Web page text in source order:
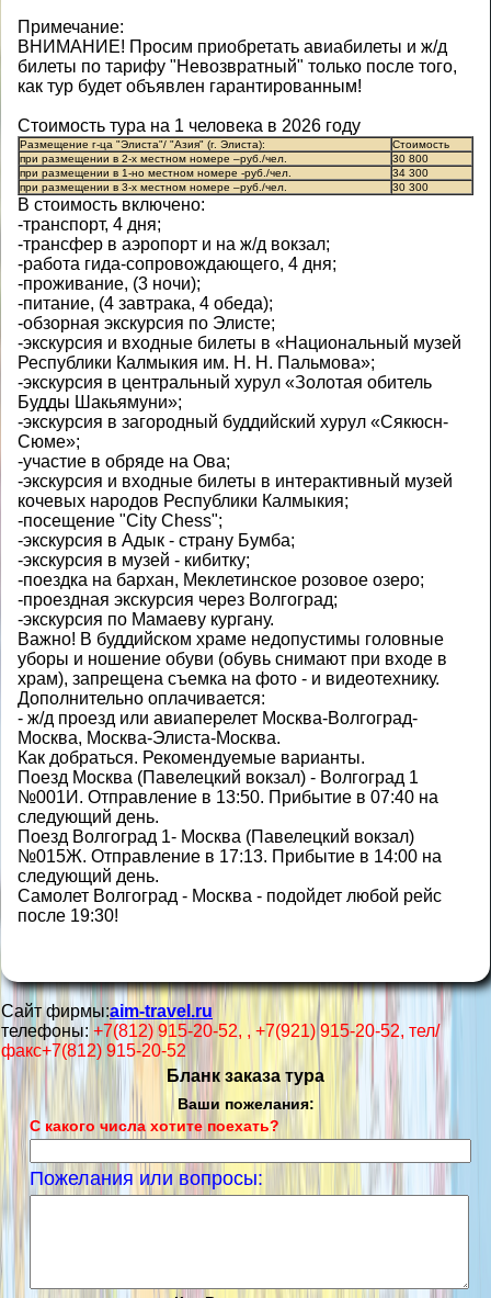
Примечание:
ВНИМАНИЕ! Просим приобретать авиабилеты и ж/д
билеты по тарифу "Невозвратный" только после того,
как тур будет объявлен гарантированным!
Стоимость тура на 1 человека в 2026 году
Размещение г-ца "Элиста"/ "Азия" (г. Элиста):
Стоимость
при размещении в 2-х местном номере –руб./чел.
30 800
при размещении в 1-но местном номере -руб./чел.
34 300
при размещении в 3-х местном номере –руб./чел.
30 300
В стоимость включено:
-транспорт, 4 дня;
-трансфер в аэропорт и на ж/д вокзал;
-работа гида-сопровождающего, 4 дня;
-проживание, (3 ночи);
-питание, (4 завтрака, 4 обеда);
-обзорная экскурсия по Элисте;
-экскурсия и входные билеты в «Национальный музей
Республики Калмыкия им. Н. Н. Пальмова»;
-экскурсия в центральный хурул «Золотая обитель
Будды Шакьямуни»;
-экскурсия в загородный буддийский хурул «Сякюсн-
Сюме»;
-участие в обряде на Ова;
-экскурсия и входные билеты в интерактивный музей
кочевых народов Республики Калмыкия;
-посещение "City Chess";
-экскурсия в Адык - страну Бумба;
-экскурсия в музей - кибитку;
-поездка на бархан, Меклетинское розовое озеро;
-проездная экскурсия через Волгоград;
-экскурсия по Мамаеву кургану.
Важно! В буддийском храме недопустимы головные
уборы и ношение обуви (обувь снимают при входе в
храм), запрещена съемка на фото - и видеотехнику.
Дополнительно оплачивается:
- ж/д проезд или авиаперелет Москва-Волгоград-
Москва, Москва-Элиста-Москва.
Как добраться. Рекомендуемые варианты.
Поезд Москва (Павелецкий вокзал) - Волгоград 1
№001И. Отправление в 13:50. Прибытие в 07:40 на
следующий день.
Поезд Волгоград 1- Москва (Павелецкий вокзал)
№015Ж. Отправление в 17:13. Прибытие в 14:00 на
следующий день.
Самолет Волгоград - Москва - подойдет любой рейс
после 19:30!
Сайт фирмы:aim-travel.ru
телефоны: +7(812) 915-20-52, , +7(921) 915-20-52, тел/
факс+7(812) 915-20-52
Бланк заказа тура
Ваши пожелания:
С какого числа хотите поехать?
Пожелания или вопросы: